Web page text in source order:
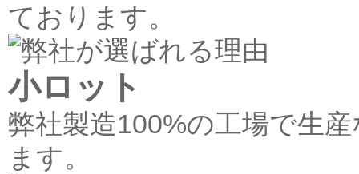
ております。
小ロット
弊社製造100%の工場で生
ます。